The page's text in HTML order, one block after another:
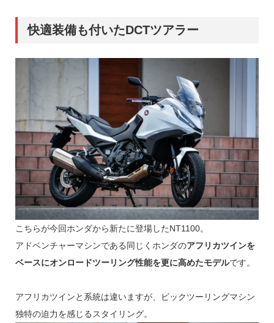
快適装備も付いたDCTツアラー
こちらが今回ホンダから新たに登場したNT1100。
アドベンチャーマシンである同じくホンダのアフリカツインを
ベースにオンロードツーリング性能を更に高めたモデルです。
アフリカツインと系統は違いますが、ビックツーリングマシン
独特の迫力を感じるスタイリング。